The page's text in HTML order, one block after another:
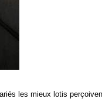
les mieux lotis